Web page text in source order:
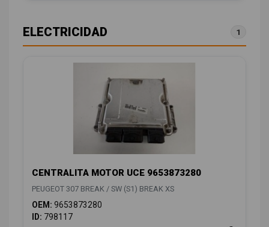
ELECTRICIDAD 1
CENTRALITA MOTOR UCE 9653873280
PEUGEOT 307 BREAK / SW (S1) BREAK XS
OEM: 9653873280
ID: 798117